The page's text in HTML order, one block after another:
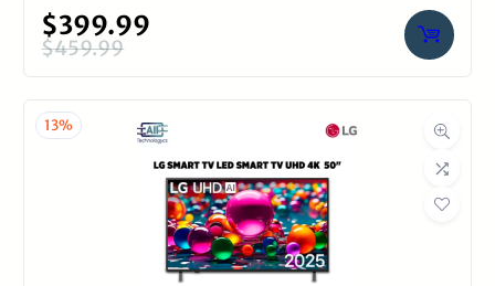
Valorado
con
de
5
$459.99
original
$399.99
actual
13%